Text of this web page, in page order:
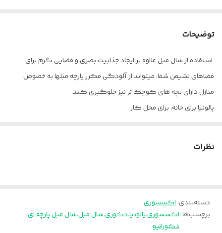
توضیحات
استفاده از شال مبل علاوه بر ایجاد جذابیت بصری و فضایی گرم برای
فضاهای نشیمن شما، میتواند از آلودگی مکرر پارچه مبلها به خصوص
منازل دارای بچه های کوچک تر نیز جلوگیری کند.
پالونیا برای خانه، برای محل کار
نظرات
دسته‌بندی:اکسسوری
برچسب‌ها :اکسسوری،پالونیا،دکوری،شال مبل،شال مبل پارچه ای،
دکوراتیو